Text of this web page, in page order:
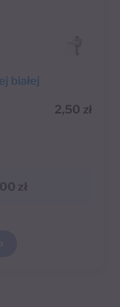
białej
2,50 zł
zł